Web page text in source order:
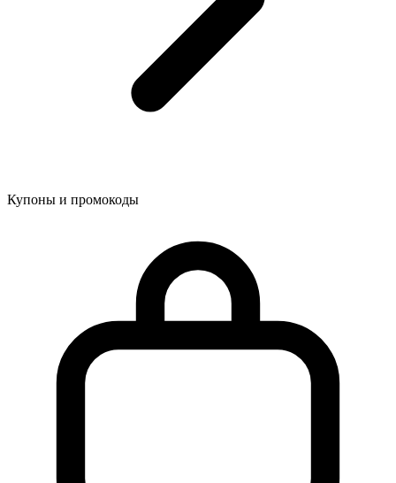
Купоны и промокоды